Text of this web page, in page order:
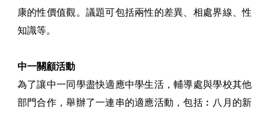
康的性價值觀。議題可包括兩性的差異、相處界線、性
知識等。
中一關顧活動
為了讓中一同學盡快適應中學生活，輔導處與學校其他
部門合作，舉辦了一連串的適應活動，包括︰八月的新